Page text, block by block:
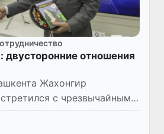
двусторонние отношения
Жахонгир
с чрезвычайным и
Украины в
Дорошенко. Во время